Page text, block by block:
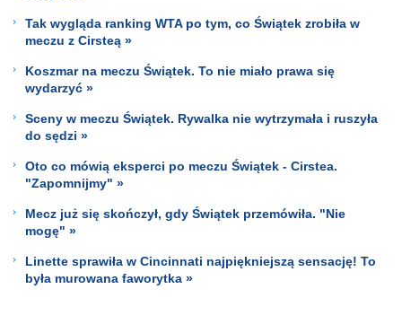
Tak wygląda ranking WTA po tym, co Świątek zrobiła w
meczu z Cirsteą »
Koszmar na meczu Świątek. To nie miało prawa się
wydarzyć »
Sceny w meczu Świątek. Rywalka nie wytrzymała i ruszyła
do sędzi »
Oto co mówią eksperci po meczu Świątek - Cirstea.
"Zapomnijmy" »
Mecz już się skończył, gdy Świątek przemówiła. "Nie
mogę" »
Linette sprawiła w Cincinnati najpiękniejszą sensację! To
była murowana faworytka »